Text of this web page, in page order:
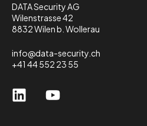
DATA Security AG
Wilenstrasse 42
8832 Wilen b. Wollerau
info@data-security.ch
+41 44 552 23 55